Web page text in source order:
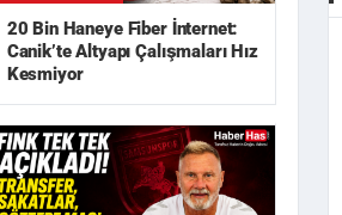
20 Bin Haneye Fiber İnternet:
Canik’te Altyapı Çalışmaları Hız
Kesmiyor